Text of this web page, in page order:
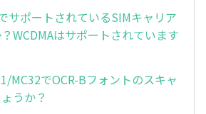
サポートされているSIMキャリア
WCDMAはサポートされています
MC32でOCR-Bフォントのスキャ
うか？